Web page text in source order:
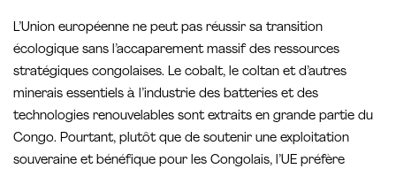
L’Union européenne ne peut pas réussir sa transition
écologique sans l’accaparement massif des ressources
stratégiques congolaises. Le cobalt, le coltan et d’autres
minerais essentiels à l’industrie des batteries et des
technologies renouvelables sont extraits en grande partie du
Congo. Pourtant, plutôt que de soutenir une exploitation
souveraine et bénéfique pour les Congolais, l’UE préfère